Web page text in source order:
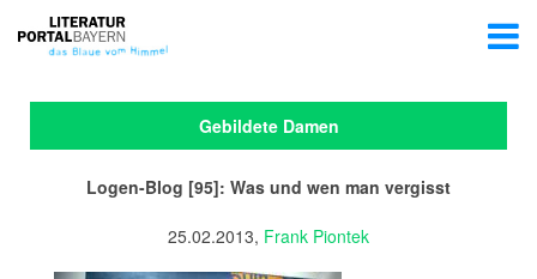
Gebildete Damen
Logen-Blog [95]: Was und wen man vergisst
25.02.2013, Frank Piontek